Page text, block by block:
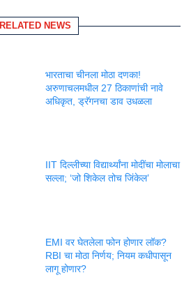
RELATED NEWS
भारताचा चीनला मोठा दणका!
अरुणाचलमधील 27 ठिकाणांची नावे
अधिकृत, ड्रॅगनचा डाव उधळला
IIT दिल्लीच्या विद्यार्थ्यांना मोदींचा मोलाचा
सल्ला; ‘जो शिकेल तोच जिंकेल’
EMI वर घेतलेला फोन होणार लॉक?
RBI चा मोठा निर्णय; नियम कधीपासून
लागू होणार?